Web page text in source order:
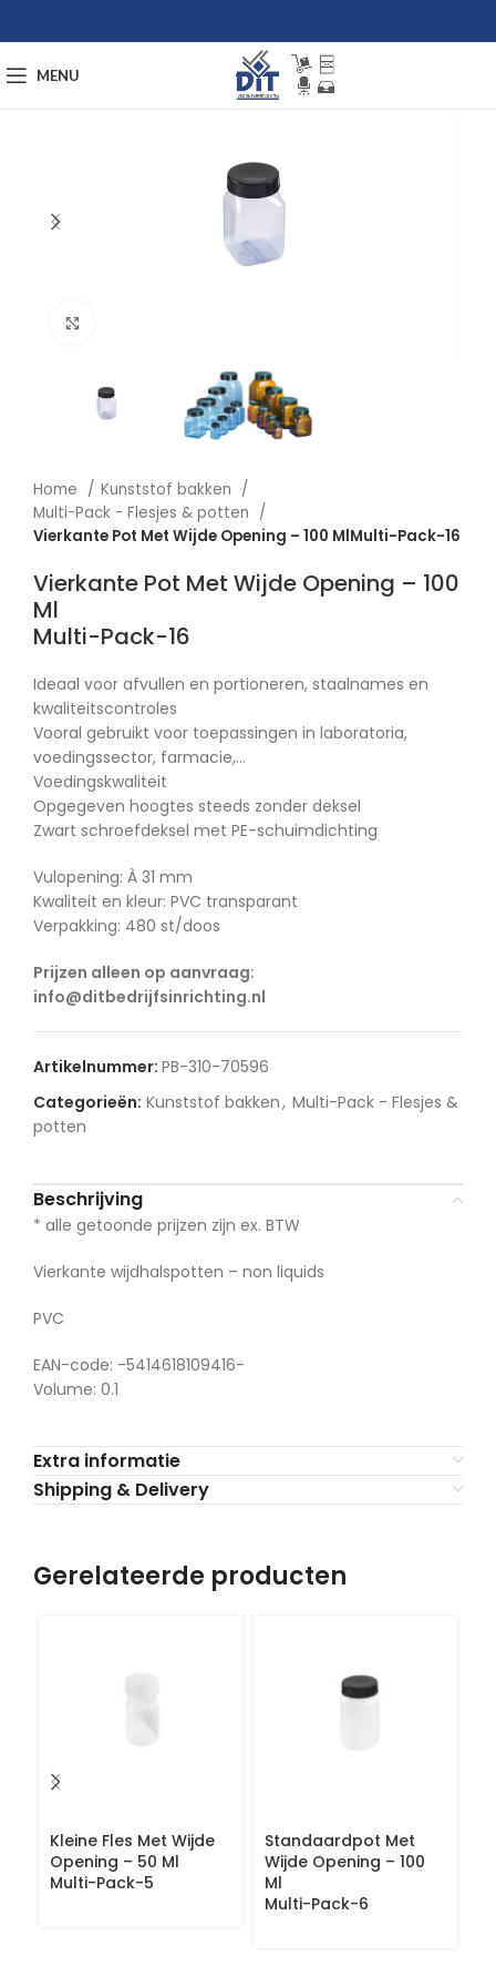
MENU
Home
Kunststof bakken
Multi-Pack - Flesjes & potten
Vierkante Pot Met Wijde Opening – 100 MlMulti-Pack-16
Vierkante Pot Met Wijde Opening – 100
Ml
Multi-Pack-16
Ideaal voor afvullen en portioneren, staalnames en
kwaliteitscontroles
Vooral gebruikt voor toepassingen in laboratoria,
voedingssector, farmacie,…
Voedingskwaliteit
Opgegeven hoogtes steeds zonder deksel
Zwart schroefdeksel met PE-schuimdichting
Vulopening: À 31 mm
Kwaliteit en kleur: PVC transparant
Verpakking: 480 st/doos
Prijzen alleen op aanvraag:
info@ditbedrijfsinrichting.nl
Artikelnummer: PB-310-70596
Categorieën: Kunststof bakken, Multi-Pack - Flesjes &
potten
Beschrijving
* alle getoonde prijzen zijn ex. BTW
Vierkante wijdhalspotten – non liquids
PVC
EAN-code: -5414618109416-
Volume: 0.1
Extra informatie
Shipping & Delivery
Gerelateerde producten
Kleine Fles Met Wijde
Opening – 50 Ml
Multi-Pack-5
Standaardpot Met
Wijde Opening – 100
Ml
Multi-Pack-6